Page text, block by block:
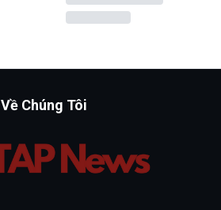
Về Chúng Tôi